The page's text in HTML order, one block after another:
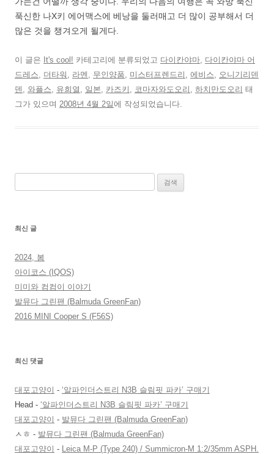
푹신한 나X키 에어맥스에 베낭을 둘러매고 더 많이 공부해서 더
많은 것을 챙겨오게 될게다.
이 글은 It's cool! 카테고리에 분류되었고 다이칸야마 다이칸야마 어
드레스
더타워 라멘 무인양품 미스터프렌드리 에비스
오니기리덴
덴
와플스 유희열 일본 카즈키 코마자와도오리 하치만도오리 태
그가 있으며 2008년 4월 2일에 작성되었습니다.
색:
최신 글
2024, 봄
아이코스 (IQOS)
미미와 컴컴이 이야기
발뮤다 그린팬 (Balmuda GreenFan)
2016 MINI Cooper S (F56S)
최신 댓글
대포고양이 - ‘알파인더스트리 N3B 슬림핏 파카’ 구매기
Head - ‘알파인더스트리 N3B 슬림핏 파카’ 구매기
대포고양이 - 발뮤다 그린팬 (Balmuda GreenFan)
ㅅㅎ - 발뮤다 그린팬 (Balmuda GreenFan)
대포고양이 - Leica M-P (Type 240) / Summicron-M 1:2/35mm ASPH.